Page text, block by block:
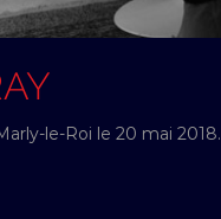
le-Roi le 20 mai 2018.